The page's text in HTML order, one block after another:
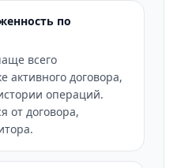
по
всего
активного договора,
операций.
от договора,